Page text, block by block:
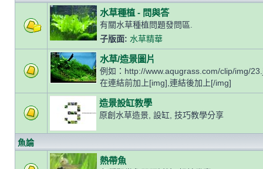
水草種植 - 問與答
有關水草種植問題發問區.
子版面: 水草精華
水草/造景圖片
例如：http://www.aqugrass.com/clip/img/
在連結前加上[img],連結後加上[/img]
造景設缸教學
原創水草造景, 設缸, 技巧教學分享
魚論
熱帶魚